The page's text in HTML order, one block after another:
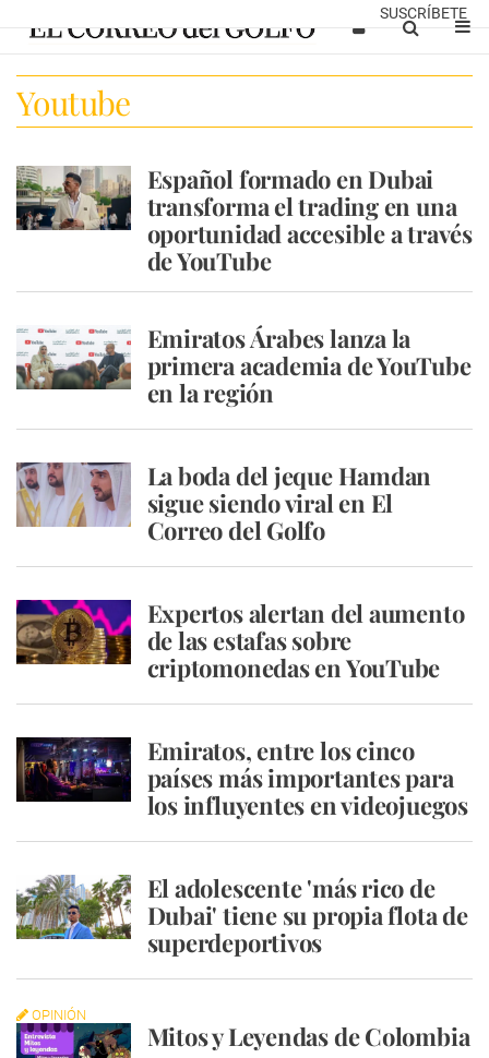
SUSCRÍBETE
Youtube
Español formado en Dubai
transforma el trading en una
oportunidad accesible a través
de YouTube
Emiratos Árabes lanza la
primera academia de YouTube
en la región
La boda del jeque Hamdan
sigue siendo viral en El
Correo del Golfo
Expertos alertan del aumento
de las estafas sobre
criptomonedas en YouTube
Emiratos, entre los cinco
países más importantes para
los influyentes en videojuegos
El adolescente 'más rico de
Dubai' tiene su propia flota de
superdeportivos
OPINIÓN
Mitos y Leyendas de Colombia